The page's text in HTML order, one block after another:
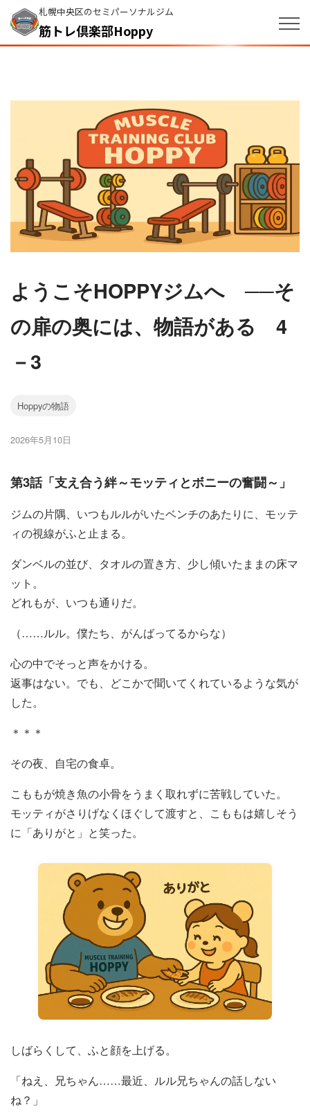
札幌中央区のセミパーソナルジム
筋トレ倶楽部Hoppy
ようこそHOPPYジムへ ──そ
の扉の奥には、物語がある 4
－3
Hoppyの物語
2026年5月10日
第3話「支え合う絆～モッティとボニーの奮闘～」
ジムの片隅、いつもルルがいたベンチのあたりに、モッテ
ィの視線がふと止まる。
ダンベルの並び、タオルの置き方、少し傾いたままの床マ
ット。
どれもが、いつも通りだ。
（……ルル。僕たち、がんばってるからな）
心の中でそっと声をかける。
返事はない。でも、どこかで聞いてくれているような気が
した。
＊＊＊
その夜、自宅の食卓。
こももが焼き魚の小骨をうまく取れずに苦戦していた。
モッティがさりげなくほぐして渡すと、こももは嬉しそう
に「ありがと」と笑った。
しばらくして、ふと顔を上げる。
「ねえ、兄ちゃん……最近、ルル兄ちゃんの話しない
ね？」